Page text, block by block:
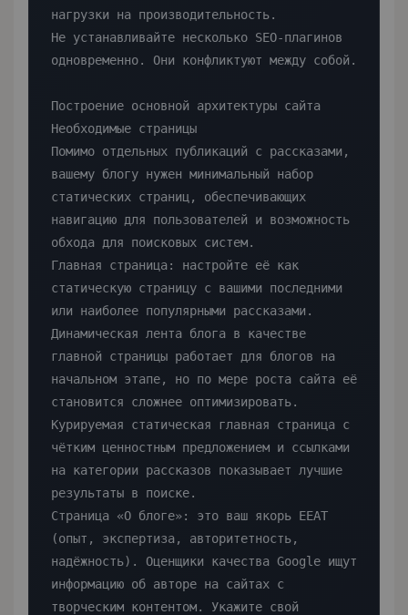
нагрузки на производительность.
Не устанавливайте несколько SEO-плагинов
одновременно. Они конфликтуют между собой.
Построение основной архитектуры сайта
Необходимые страницы
Помимо отдельных публикаций с рассказами,
вашему блогу нужен минимальный набор
статических страниц, обеспечивающих
навигацию для пользователей и возможность
обхода для поисковых систем.
Главная страница: настройте её как
статическую страницу с вашими последними
или наиболее популярными рассказами.
Динамическая лента блога в качестве
главной страницы работает для блогов на
начальном этапе, но по мере роста сайта её
становится сложнее оптимизировать.
Курируемая статическая главная страница с
чётким ценностным предложением и ссылками
на категории рассказов показывает лучшие
результаты в поиске.
Страница «О блоге»: это ваш якорь EEAT
(опыт, экспертиза, авторитетность,
надёжность). Оценщики качества Google ищут
информацию об авторе на сайтах с
творческим контентом. Укажите свой